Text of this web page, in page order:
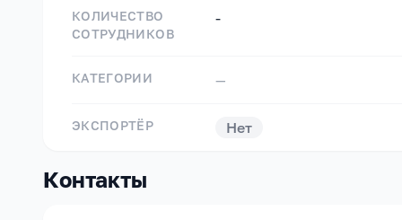
КОЛИЧЕСТВО
СОТРУДНИКОВ
-
КАТЕГОРИИ —
ЭКСПОРТЁР Нет
Контакты